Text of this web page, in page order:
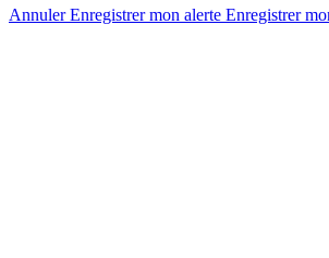
AnnulerEnregistrer mon alerte Enregistrer